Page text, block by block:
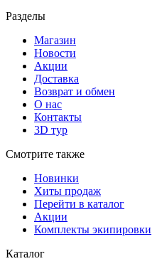
Разделы
Магазин
Новости
Акции
Доставка
Возврат и обмен
О нас
Контакты
3D тур
Смотрите также
Новинки
Хиты продаж
Перейти в каталог
Акции
Комплекты экипировки
Каталог